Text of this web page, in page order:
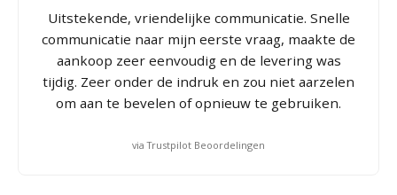
Uitstekende, vriendelijke communicatie. Snelle
communicatie naar mijn eerste vraag, maakte de
aankoop zeer eenvoudig en de levering was
tijdig. Zeer onder de indruk en zou niet aarzelen
om aan te bevelen of opnieuw te gebruiken.
via Trustpilot Beoordelingen